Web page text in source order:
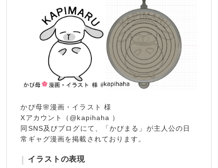
かぴ母🌸漫画・イラスト 様
Xアカウント（@kapihaha ）
同SNS及びブログにて、「かぴまる」が主人公の日
常ギャグ漫画を掲載されております。
イラストの表現